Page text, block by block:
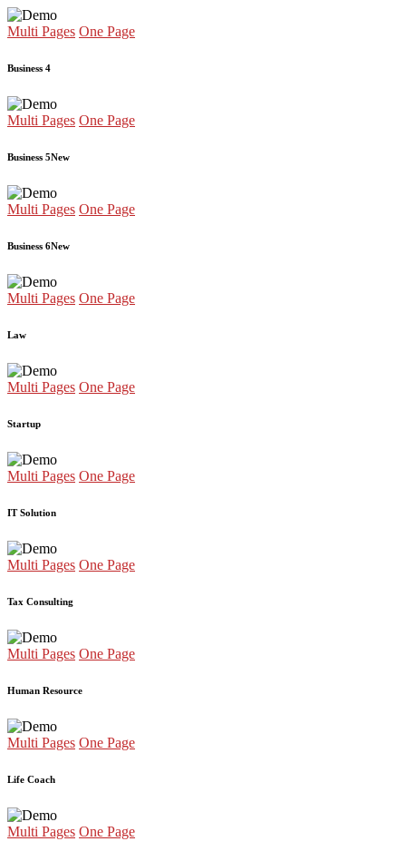
Multi Pages One Page
Business 4
Multi Pages One Page
Business 5New
Multi Pages One Page
Business 6New
Multi Pages One Page
Law
Multi Pages One Page
Startup
Multi Pages One Page
IT Solution
Multi Pages One Page
Tax Consulting
Multi Pages One Page
Human Resource
Multi Pages One Page
Life Coach
Multi Pages One Page